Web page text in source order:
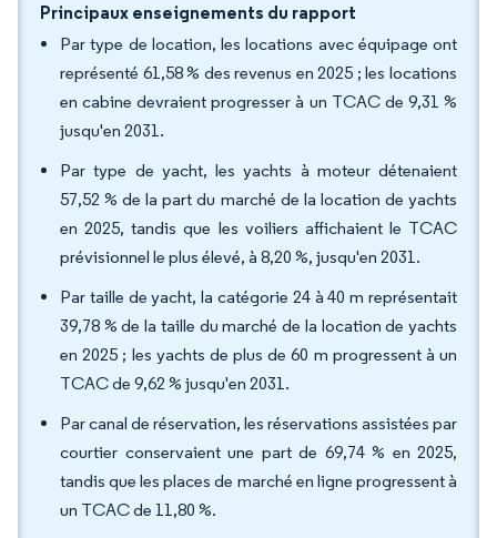
Principaux enseignements du rapport
Par type de location, les locations avec équipage ont
représenté 61,58 % des revenus en 2025 ; les locations
en cabine devraient progresser à un TCAC de 9,31 %
jusqu'en 2031.
Par type de yacht, les yachts à moteur détenaient
57,52 % de la part du marché de la location de yachts
en 2025, tandis que les voiliers affichaient le TCAC
prévisionnel le plus élevé, à 8,20 %, jusqu'en 2031.
Par taille de yacht, la catégorie 24 à 40 m représentait
39,78 % de la taille du marché de la location de yachts
en 2025 ; les yachts de plus de 60 m progressent à un
TCAC de 9,62 % jusqu'en 2031.
Par canal de réservation, les réservations assistées par
courtier conservaient une part de 69,74 % en 2025,
tandis que les places de marché en ligne progressent à
un TCAC de 11,80 %.